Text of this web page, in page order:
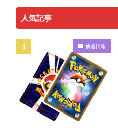
人気記事
抽選情報